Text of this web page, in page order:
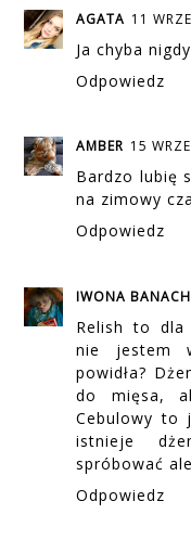
AGATA 11
Ja chyba
Odpowiedz
AMBER 15
Bardzo lubię
na zimowy
Odpowiedz
IWONA BANACH
Relish to dla
nie jestem
powidła?
do mięsa,
Cebulowy to
istnieje
spróbować
Odpowiedz